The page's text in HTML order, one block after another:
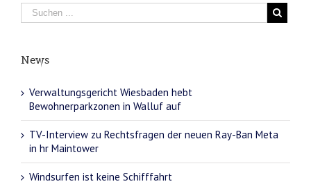
News
Verwaltungsgericht Wiesbaden hebt
Bewohnerparkzonen in Walluf auf
TV-Interview zu Rechtsfragen der neuen Ray-Ban Meta
in hr Maintower
Windsurfen ist keine Schifffahrt